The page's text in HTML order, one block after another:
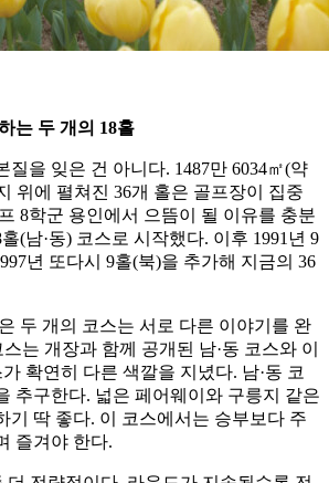
는 두 개의 18홀
질을 잊은 건 아니다. 1487만 6034㎡(약
위에 펼쳐진 36개 홀은 골프장이 집중
8학군 용인에서 으뜸이 될 이유를 충분
(남·동) 코스로 시작했다. 이후 1991년 9
년 또다시 9홀(북)을 추가해 지금의 36
두 개의 코스는 서로 다른 이야기를 완
는 개장과 함께 공개된 남·동 코스와 이
확연히 다른 색깔을 지녔다. 남·동 코
추구한다. 넓은 페어웨이와 구릉지 같은
기 딱 좋다. 이 코스에서는 승부보다 주
즐겨야 한다.